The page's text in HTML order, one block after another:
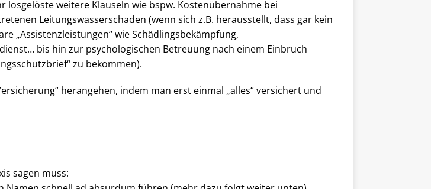
losgelöste weitere Klauseln wie bspw. Kostenübernahme bei
Leitungswasserschaden (wenn sich z.B. herausstellt, dass gar kein
„Assistenzleistungen“ wie Schädlingsbekämpfung,
bis hin zur psychologischen Betreuung nach einem Einbruch
zu bekommen).
herangehen, indem man erst einmal „alles“ versichert und
sagen muss: